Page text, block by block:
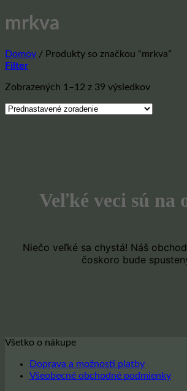
mrkva
Domov / Produkty so značkou “mrkva”
Filter
Zobrazených 1–12 z 39 výsledkov
Veľké veci sú na
Niečo veľké sa chystá! Náš
čoskoro bude
Všetko o nákupe
Doprava a možnosti platby
Všeobecné obchodné podmienky